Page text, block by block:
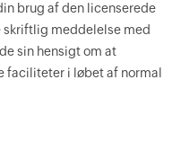
brug af den licenserede
skriftlig meddelelse med
sin hensigt om at
faciliteter i løbet af normal